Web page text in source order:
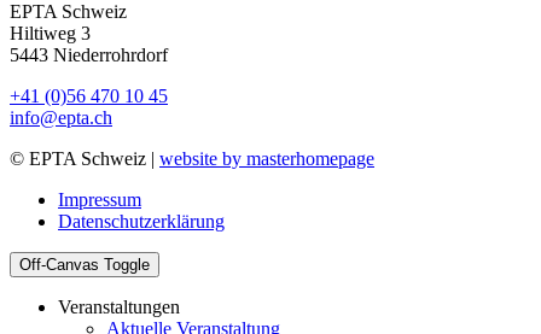
EPTA Schweiz
Hiltiweg 3
5443 Niederrohrdorf
+41 (0)56 470 10 45
info@epta.ch
© EPTA Schweiz | website by masterhomepage
Impressum
Datenschutzerklärung
Off-Canvas Toggle
Veranstaltungen
Aktuelle Veranstaltung